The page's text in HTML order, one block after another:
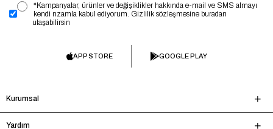
*Kampanyalar, ürünler ve değişiklikler hakkında e-mail ve SMS almayı
kendi rızamla kabul ediyorum. Gizlilik sözleşmesine buradan
ulaşabilirsin
APP STORE GOOGLE PLAY
Kurumsal
Yardım